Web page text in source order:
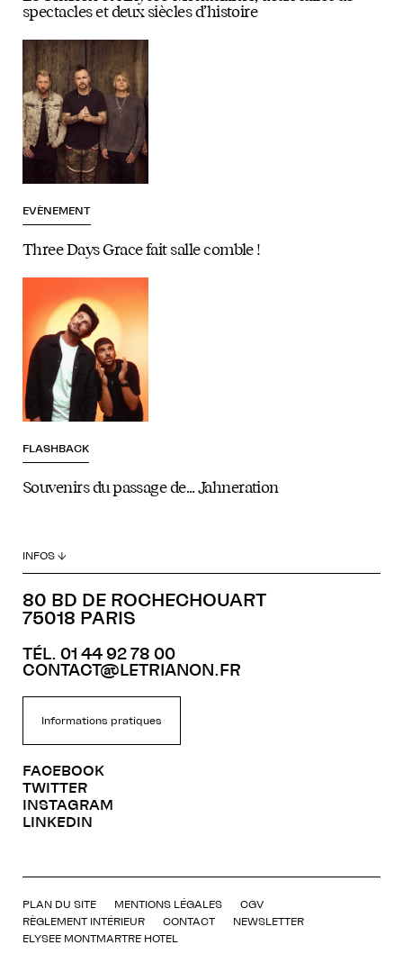
spectacles et deux siècles d’histoire
EVÈNEMENT
Three Days Grace fait salle comble !
FLASHBACK
Souvenirs du passage de… Jahneration
INFOS ↓
80 BD DE ROCHECHOUART
75018 PARIS
TÉL. 01 44 92 78 00
CONTACT@LETRIANON.FR
Informations pratiques
FACEBOOK
TWITTER
INSTAGRAM
LINKEDIN
PLAN DU SITE MENTIONS LÉGALES
CGV
RÈGLEMENT INTÉRIEUR
CONTACT
NEWSLETTER
ELYSEE MONTMARTRE HOTEL